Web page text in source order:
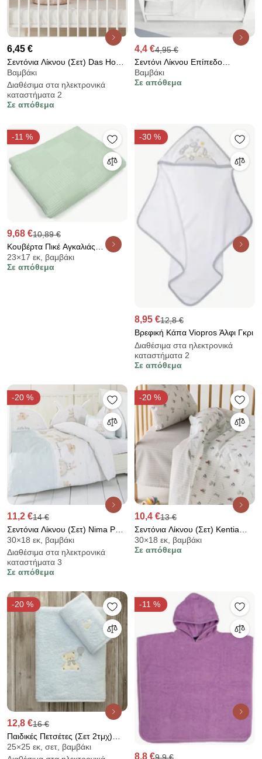
6,45 €
Σεντόνια Λίκνου (Σετ) Das Home
Baby 4978
Βαμβάκι
Διαθέσιμα στα ηλεκτρονικά
καταστήματα 2
Σε απόθεμα
4,4 €4,95 €
Σεντόνι Λίκνου Επίπεδο
(80x110) Dimcol Solid White 491
Βαμβάκι
Σε απόθεμα
-11 %
9,68 €10,89 €
Κουβέρτα Πικέ Αγκαλιάς
(80x110) Dimcol Cotton Φιστικί
23×17 εκ, βαμβάκι
Σε απόθεμα
-30 %
8,95 €12,8 €
Βρεφική Κάπα Viopros Άλφι Γκρι
Διαθέσιμα στα ηλεκτρονικά
καταστήματα 2
Σε απόθεμα
-20 %
11,2 €14 €
Σεντόνια Λίκνου (Σετ) Nima Petit
Bebe
30×18 εκ, βαμβάκι
Διαθέσιμα στα ηλεκτρονικά
καταστήματα 3
Σε απόθεμα
-20 %
10,4 €13 €
Σεντόνια Λίκνου (Σετ) Kentia
Versus Gonzo
30×18 εκ, βαμβάκι
Σε απόθεμα
-20 %
12,8 €16 €
Παιδικές Πετσέτες (Σετ 2τμχ)
Kocoon Beary 380gsm
25×25 εκ, σετ, βαμβάκι
-11 %
8,8 €9,9 €